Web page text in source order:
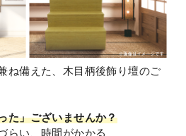
ね備えた、木目柄後飾り壇のご
た」ございませんか？
らい、時間がかかる